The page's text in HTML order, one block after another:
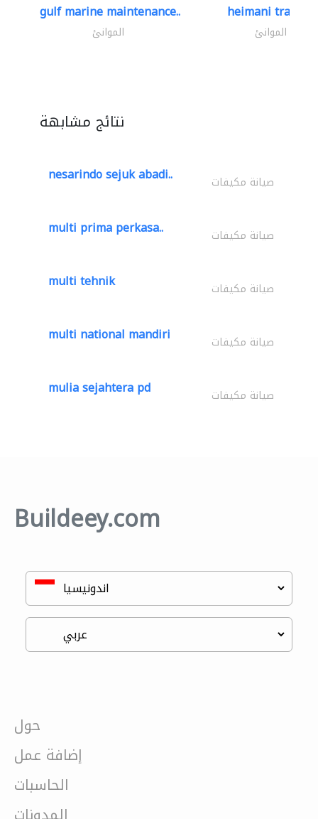
gulf marine maintenance..
الموانئ
heimani trading
الموانئ
نتائج مشابهة
nesarindo sejuk abadi.. صيانة مكيفات
multi prima perkasa.. صيانة مكيفات
multi tehnik صيانة مكيفات
multi national mandiri صيانة مكيفات
mulia sejahtera pd صيانة مكيفات
Buildeey.com
حول
إضافة عمل
الحاسبات